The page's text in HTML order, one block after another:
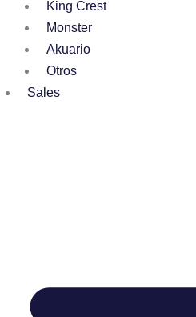
King Crest
Monster
Akuario
Otros
Sales